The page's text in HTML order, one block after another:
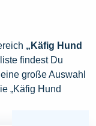
„Käfig Hund
findest Du
große Auswahl
„Käfig Hund